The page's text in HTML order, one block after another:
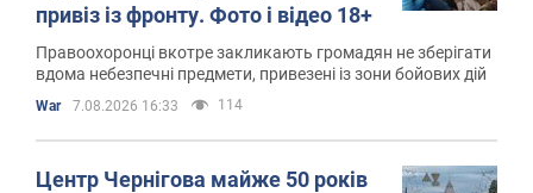
привіз із фронту. Фото і відео 18+
Правоохоронці вкотре закликають громадян не зберігати
вдома небезпечні предмети, привезені із зони бойових дій
War 7.08.2026 16:33 114
Центр Чернігова майже 50 років